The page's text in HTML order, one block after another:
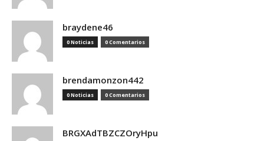
braydene46
0 Noticias 0 Comentarios
brendamonzon442
0 Noticias 0 Comentarios
BRGXAdTBZCZOryHpu